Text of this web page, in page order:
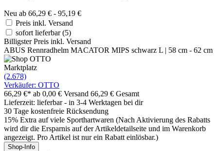
Neu ab 66,29 € - 95,19 €
Preis inkl. Versand
sofort lieferbar(5)
Billigster Preis inkl. Versand
ABUS Rennradhelm MACATOR MIPS schwarz L | 58 cm - 62 cm
Marktplatz
(2.678)
Verkäufer: OTTO
66,29 €* ab 0,00 € Versand 66,29 € Gesamt
Lieferzeit: lieferbar - in 3-4 Werktagen bei dir
30 Tage kostenfreie Rücksendung
15% Extra auf viele Sporthartwaren (Nach Aktivierung des Rabatts
wird dir die Ersparnis auf der Artikeldetailseite und im Warenkorb
angezeigt. Pro Artikel ist nur ein Rabatt einlösbar.)
Shop-Info